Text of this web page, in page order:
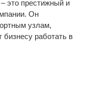
это престижный и
Он
узлам,
бизнесу работать в